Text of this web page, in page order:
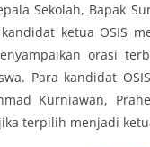
Sekolah, Bapak
ketua OSIS
orasi
Para kandidat
Kurniawan,
terpilih menjadi